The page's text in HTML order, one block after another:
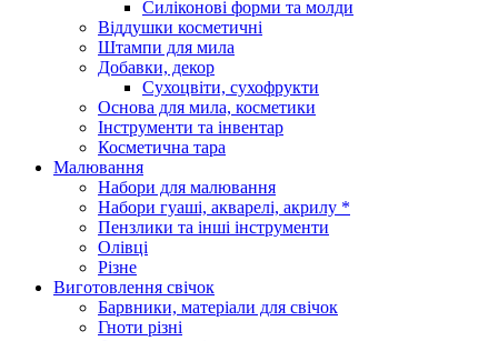
Силіконові форми та молди
Віддушки косметичні
Штампи для мила
Добавки, декор
Сухоцвіти, сухофрукти
Основа для мила, косметики
Інструменти та інвентар
Косметична тара
Малювання
Набори для малювання
Набори гуаші, акварелі, акрилу *
Пензлики та інші інструменти
Олівці
Різне
Виготовлення свічок
Барвники, матеріали для свічок
Гноти різні